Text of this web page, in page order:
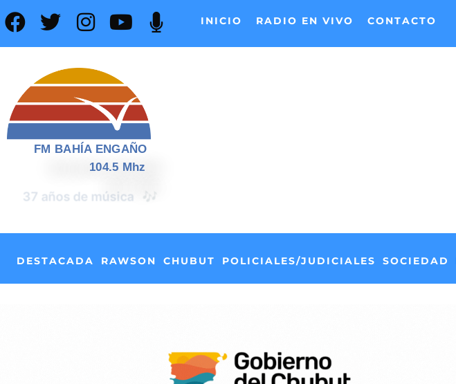
INICIO RADIO EN VIVO CONTACTO
FM BAHÍA ENGAÑO
104.5 Mhz
37 años de noticias
DESTACADA RAWSON CHUBUT POLICIALES/JUDICIALES SOCIEDAD